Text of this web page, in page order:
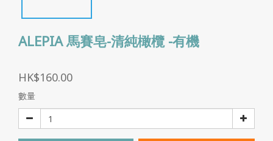
ALEPIA 馬賽皂-清純橄欖 -有機
HK$160.00
數量